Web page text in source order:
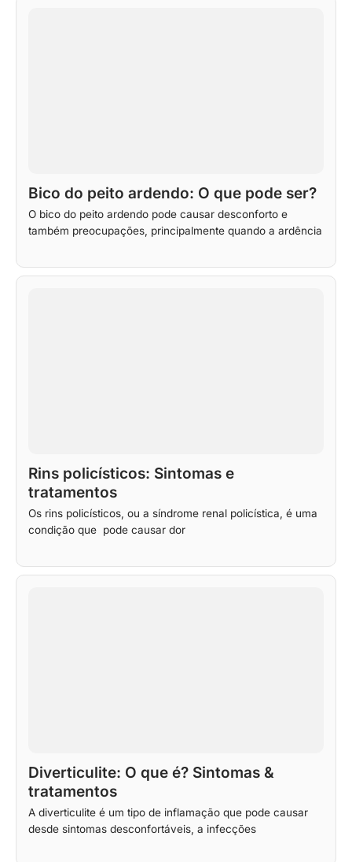
Bico do peito ardendo: O que pode ser?
O bico do peito ardendo pode causar desconforto e
também preocupações, principalmente quando a ardência
Rins policísticos: Sintomas e
tratamentos
Os rins policísticos, ou a síndrome renal policística, é uma
condição que pode causar dor
Diverticulite: O que é? Sintomas &
tratamentos
A diverticulite é um tipo de inflamação que pode causar
desde sintomas desconfortáveis, a infecções